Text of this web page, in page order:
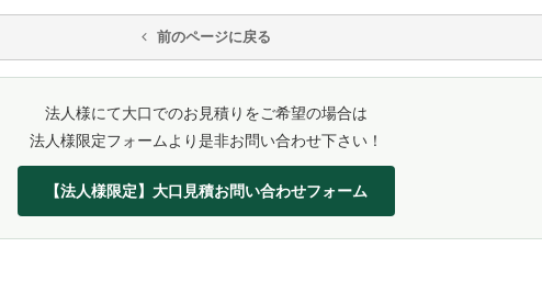
前のページに戻る
法人様にて大口でのお見積りをご希望の場合は
法人様限定フォームより是非お問い合わせ下さい！
【法人様限定】大口見積お問い合わせフォーム